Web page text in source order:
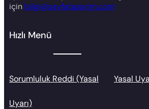
için bilgi@sayfatasarim.com
Hızlı Menü
Sorumluluk Reddi (Yasal
Uyarı)
Yasal